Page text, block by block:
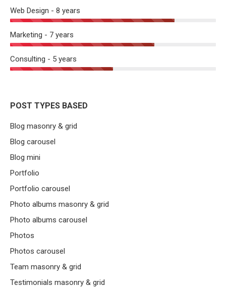
Web Design - 8 years
Marketing - 7 years
Consulting - 5 years
POST TYPES BASED
Blog masonry & grid
Blog carousel
Blog mini
Portfolio
Portfolio carousel
Photo albums masonry & grid
Photo albums carousel
Photos
Photos carousel
Team masonry & grid
Testimonials masonry & grid